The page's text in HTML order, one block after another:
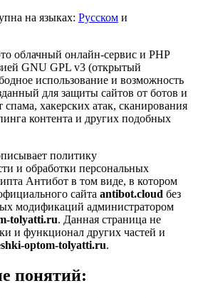
на языках: Русском и
облачный онлайн-сервис и PHP
GNU GPL v3 (открытый
использование и возможность
для защиты сайтов от ботов и
спама, хакерских атак, сканирования
контента и других подобных
политику
и обработки персональных
Антибот в том виде, в котором
сайта antibot.cloud без
модификаций администратором
tolyatti.ru. Данная страница не
и функционал других частей и
optom-tolyatti.ru.
понятий: